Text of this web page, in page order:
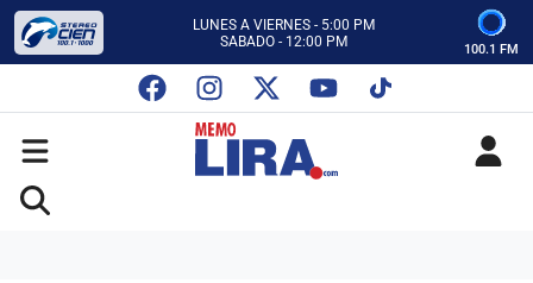
LUNES A VIERNES - 5:00 PM
SABADO - 12:00 PM
CON MEMO LIRA Y SU EQUIPO
LUNES A VIERNES - 5:00 PM
SABADO - 12:00 PM
100.1 FM